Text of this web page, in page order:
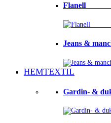
Flanell
Jeans &
HEMTEXTIL
Gardin- &